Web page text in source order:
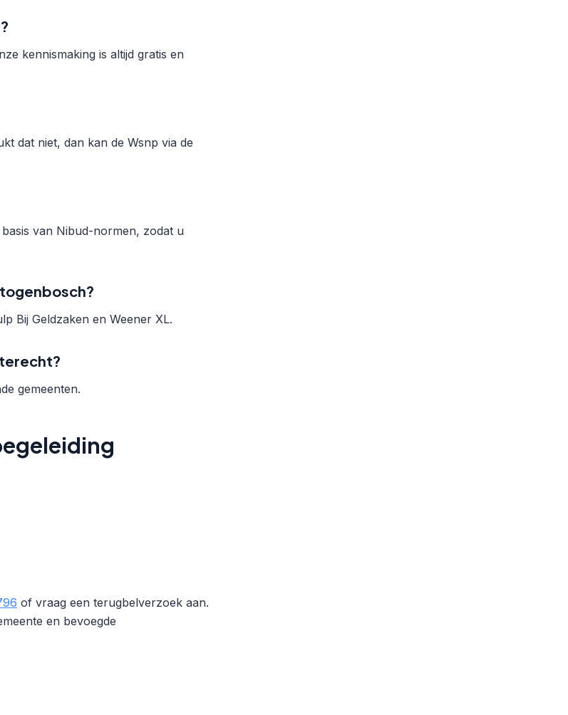
kennismaking is altijd gratis en
dat niet, dan kan de Wsnp via de
van Nibud-normen, zodat u
Bij Geldzaken en Weener XL.
gemeenten.
of vraag een terugbelverzoek aan.
en bevoegde